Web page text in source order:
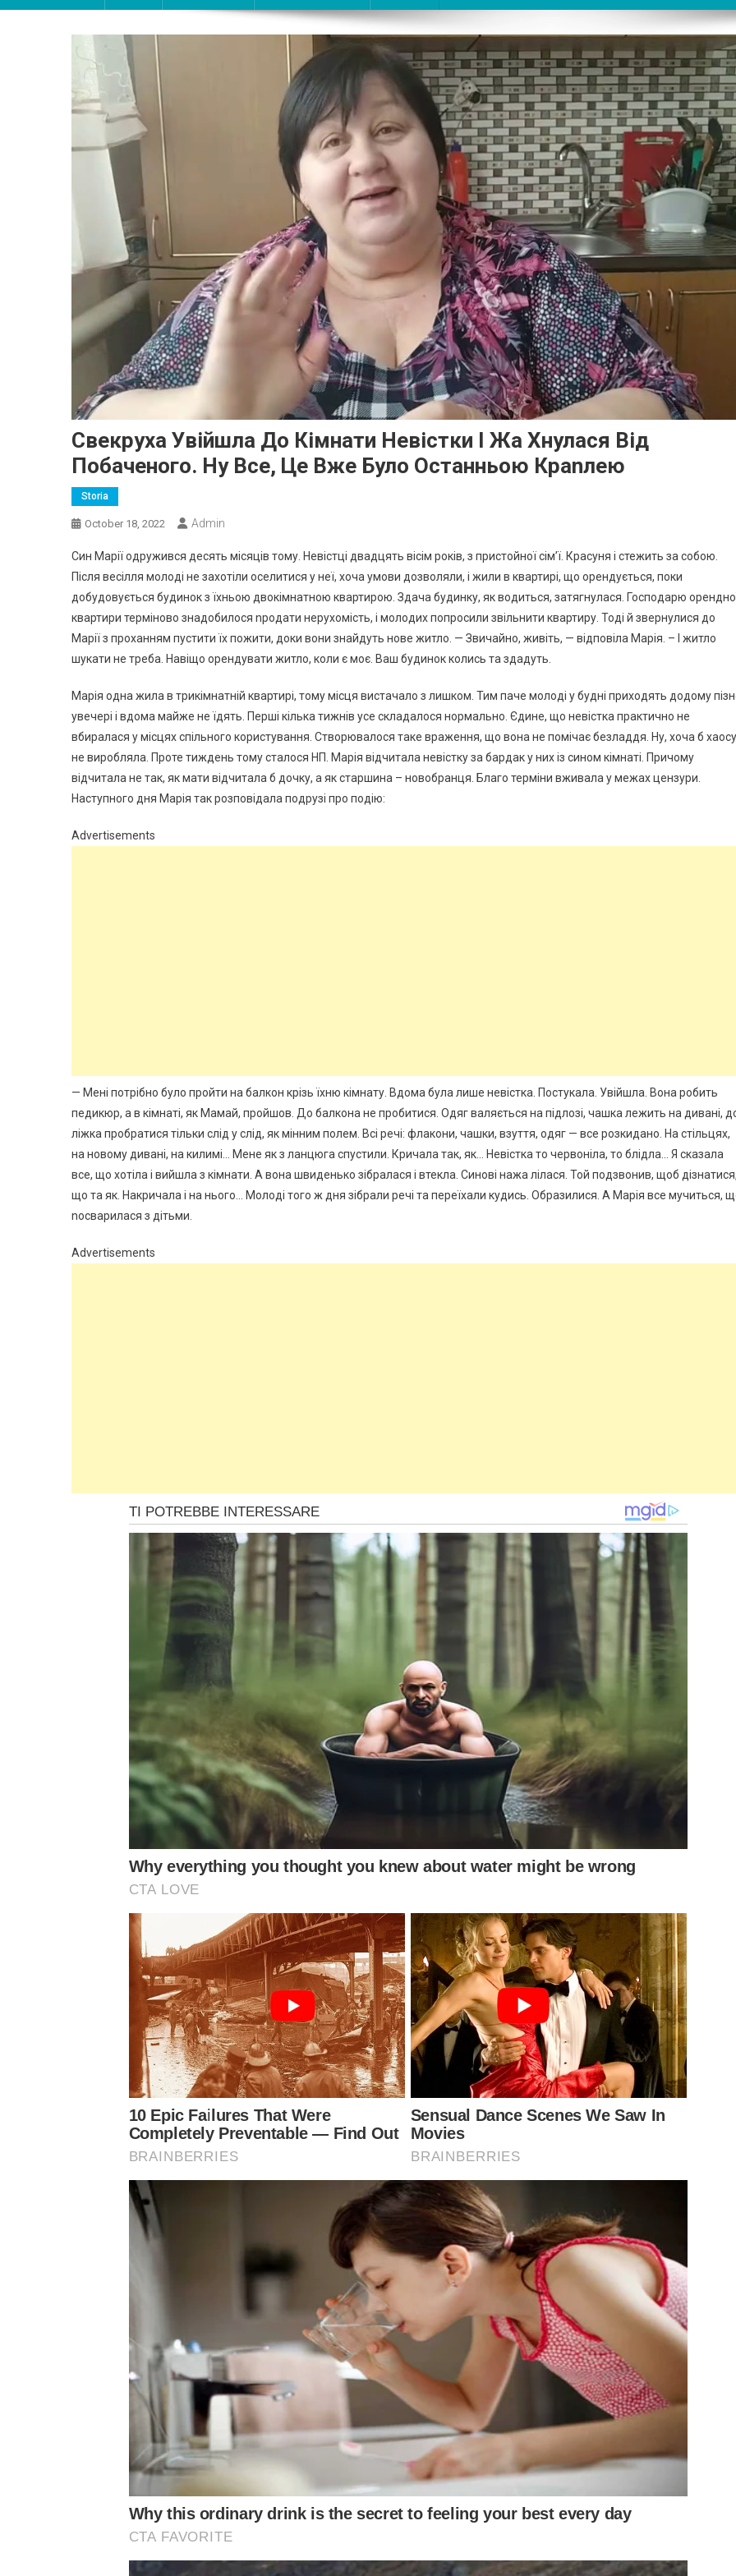
Свекруха Увійшла До Кімнати Невістки І Жа Хнулася Від
Побаченого. Ну Все, Це Вже Було Останньою Краnлею
Storia
October 18, 2022 Admin
Син Марії одружився десять місяців тому. Невістці двадцять вісім років, з пристойної сім’ї. Красуня і стежить за собою.
Після весілля молоді не захотіли оселитися у неї, хоча умови дозволяли, і жили в квартирі, що орендується, поки
добудовується будинок з їхньою двокімнатною квартирою. Здача будинку, як водиться, затягнулася. Господарю
квартири терміново знадобилося nродати нерухомість, і молодих попросили звільнити квартиру. Тоді й звернулися до
Марії з проханням пустити їх пожити, доки вони знайдуть нове житло. — Звичайно, живіть, — відповіла Марія. – І житло
шукати не треба. Навіщо орендувати житло, коли є моє. Ваш будинок колись та здадуть.
Марія одна жила в трикімнатній квартирі, тому місця вистачало з лишком. Тим паче молоді у будні приходять додому
увечері і вдома майже не їдять. Перші кілька тижнів усе складалося нормально. Єдине, що невістка практично не
вбиралася у місцях спільного користування. Створювалося таке враження, що вона не помічає безладдя. Ну, хоча б хаосу
не виробляла. Проте тиждень тому сталося НП. Марія відчитала невістку за бардак у них із сином кімнаті. Причому
відчитала не так, як мати відчитала б дочку, а як старшина – новобранця. Благо терміни вживала у межах цензури.
Наступного дня Марія так розповідала подрузі про подію:
Advertisements
— Мені потрібно було пройти на балкон крізь їхню кімнату. Вдома була лише невістка. Постукала. Увійшла. Вона робить
педикюр, а в кімнаті, як Мамай, пройшов. До балкона не пробитися. Одяг валяється на підлозі, чашка лежить на дивані,
ліжка пробратися тільки слід у слід, як мінним полем. Всі речі: флакони, чашки, взуття, одяг — все розкидано. На стільцях,
на новому дивані, на килимі… Мене як з ланцюга спустили. Кричала так, як… Невістка то червоніла, то блідла… Я сказала
все, що хотіла і вийшла з кімнати. А вона швиденько зібралася і втекла. Синові нажа лілася. Той подзвонив, щоб
що та як. Накричала і на нього… Молоді того ж дня зібрали речі та переїхали кудись. Образилися. А Марія все мучиться,
nосварилася з дітьми.
Advertisements